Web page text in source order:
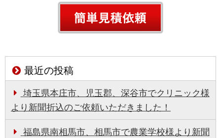
最近の投稿
埼玉県本庄市、児玉郡、深谷市でクリニック様
より新聞折込のご依頼いただきました！
福島県南相馬市、相馬市で農業学校様より新聞